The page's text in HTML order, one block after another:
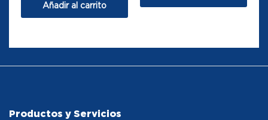
Añadir al carrito
Productos y Servicios